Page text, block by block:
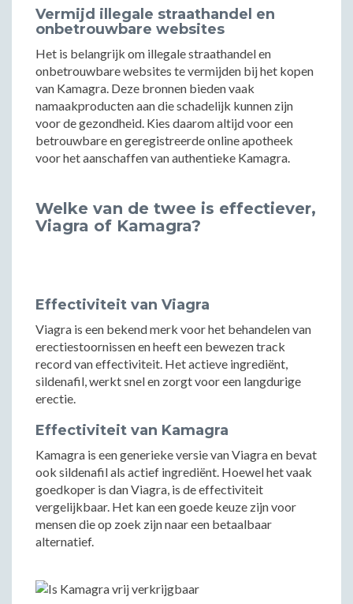
Vermijd illegale straathandel en
onbetrouwbare websites
Het is belangrijk om illegale straathandel en
onbetrouwbare websites te vermijden bij het kopen
van Kamagra. Deze bronnen bieden vaak
namaakproducten aan die schadelijk kunnen zijn
voor de gezondheid. Kies daarom altijd voor een
betrouwbare en geregistreerde online apotheek
voor het aanschaffen van authentieke Kamagra.
Welke van de twee is effectiever,
Viagra of Kamagra?
Effectiviteit van Viagra
Viagra is een bekend merk voor het behandelen van
erectiestoornissen en heeft een bewezen track
record van effectiviteit. Het actieve ingrediënt,
sildenafil, werkt snel en zorgt voor een langdurige
erectie.
Effectiviteit van Kamagra
Kamagra is een generieke versie van Viagra en bevat
ook sildenafil als actief ingrediënt. Hoewel het vaak
goedkoper is dan Viagra, is de effectiviteit
vergelijkbaar. Het kan een goede keuze zijn voor
mensen die op zoek zijn naar een betaalbaar
alternatief.